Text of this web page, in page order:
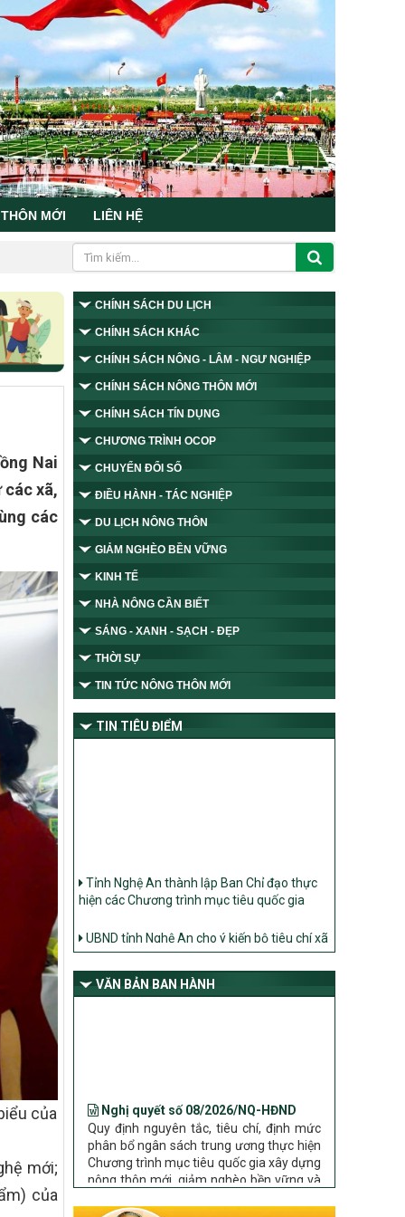
MỚI LIÊN HỆ
Nai
các xã,
các
của
mới;
của
CHÍNH SÁCH DU LỊCH
CHÍNH SÁCH KHÁC
CHÍNH SÁCH NÔNG - LÂM - NGƯ NGHIỆP
CHÍNH SÁCH NÔNG THÔN MỚI
CHÍNH SÁCH TÍN DỤNG
CHƯƠNG TRÌNH OCOP
CHUYỂN ĐỔI SỐ
ĐIỀU HÀNH - TÁC NGHIỆP
DU LỊCH NÔNG THÔN
GIẢM NGHÈO BỀN VỮNG
KINH TẾ
NHÀ NÔNG CẦN BIẾT
SÁNG - XANH - SẠCH - ĐẸP
THỜI SỰ
TIN TỨC NÔNG THÔN MỚI
TIN TIÊU ĐIỂM
hiện các Chương trình mục tiêu quốc gia
Nông thôn mới
Chỉ thị về đẩy mạnh thực hiện Chương trình
mục tiêu quốc gia xây dựng nông thôn mới,
tỉnh về tình hình thực hiện các Chương trình
mục tiêu quốc gia trên địa bàn
VĂN BẢN BAN HÀNH
Quy định nguyên tắc, tiêu chí, định mức
phân bổ ngân sách trung ương thực hiện
Chương trình mục tiêu quốc gia xây dựng
nông thôn mới, giảm nghèo bền vững và
phát triển kinh tế – xã hội vùng đồng bào
dân tộc thiểu số và miền núi giai đoạn
2026 – 2030 trên địa bàn tỉnh Nghệ An